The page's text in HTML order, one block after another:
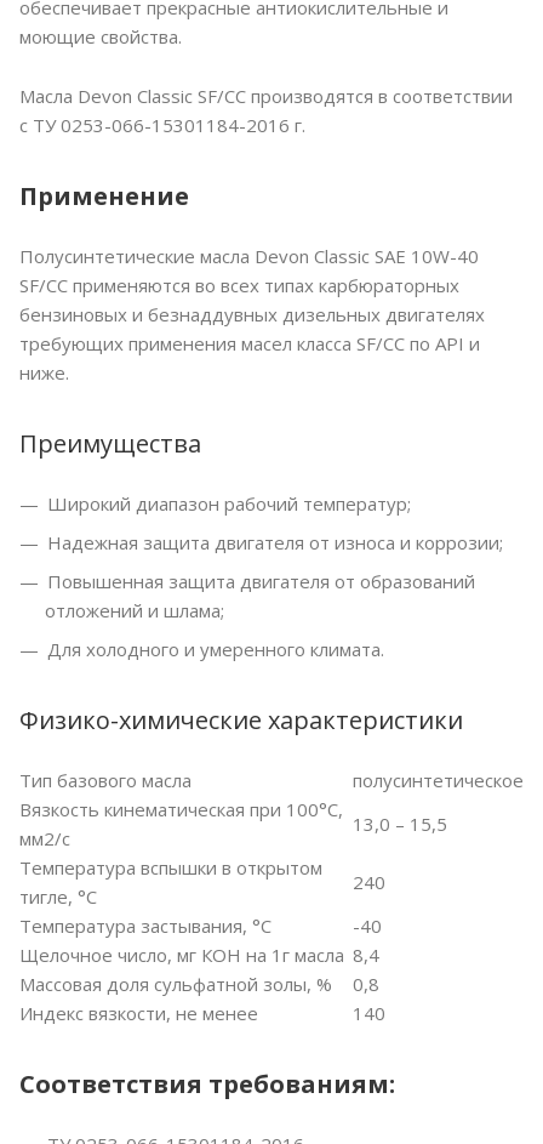
обеспечивает прекрасные антиокислительные и
моющие свойства.
Масла Devon Classic SF/CC производятся в соответствии
с ТУ 0253-066-15301184-2016 г.
Применение
Полусинтетические масла Devon Classic SAE 10W-40
SF/CC применяются во всех типах карбюраторных
бензиновых и безнаддувных дизельных двигателях
требующих применения масел класса SF/CC по API и
ниже.
Преимущества
Широкий диапазон рабочий температур;
Надежная защита двигателя от износа и коррозии;
Повышенная защита двигателя от образований
отложений и шлама;
Для холодного и умеренного климата.
Физико-химические характеристики
Тип базового масла
полусинтетическое
Вязкость кинематическая при 100°С,
мм2/с
13,0 – 15,5
Температура вспышки в открытом
тигле, °С
240
Температура застывания, °С
-40
Щелочное число, мг КОН на 1г масла 8,4
Массовая доля сульфатной золы, %
0,8
Индекс вязкости, не менее
140
Соответствия требованиям: